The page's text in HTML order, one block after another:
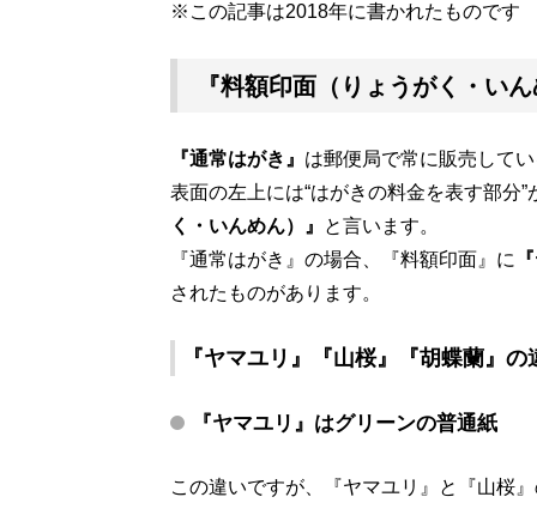
※この記事は2018年に書かれたものです
『料額印面（りょうがく・い
『通常はがき』 は郵便局で常に販売して
表面の左上には“はがきの料金を表す部分
く・いんめん）』
と言います。
『通常はがき』の場合、『料額印面』に
されたものがあります。
『ヤマユリ』『山桜』『胡蝶蘭』の
『ヤマユリ』はグリーンの普通紙
この違いですが、『ヤマユリ』と『山桜